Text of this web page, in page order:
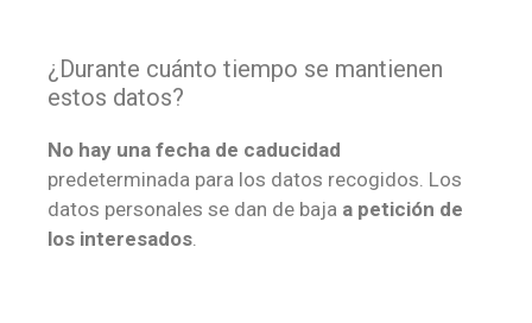
¿Durante cuánto tiempo se mantienen
estos datos?
No hay una fecha de caducidad
predeterminada para los datos recogidos. Los
datos personales se dan de baja a petición de
los interesados